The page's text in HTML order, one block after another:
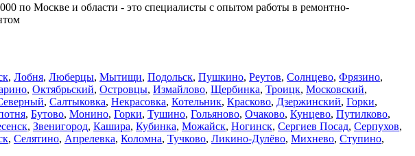
по Москве и области - это специалисты с опытом работы в ремонтно-
, Лобня, Люберцы, Мытищи, Подольск, Пушкино, Реутов, Солнцево, Фрязино,
, Октябрьский, Островцы, Измайлово, Щербинка, Троицк, Московский,
, Салтыковка, Некрасовка, Котельник, Красково, Дзержинский, Горки,
, Бутово, Монино, Горки, Тушино, Гольяново, Очаково, Кунцево, Путилково,
, Звенигород, Кашира, Кубинка, Можайск, Ногинск, Сергиев Посад, Серпухов,
, Селятино, Апрелевка, Коломна, Тучково, Ликино-Дулёво, Михнево, Ступино,